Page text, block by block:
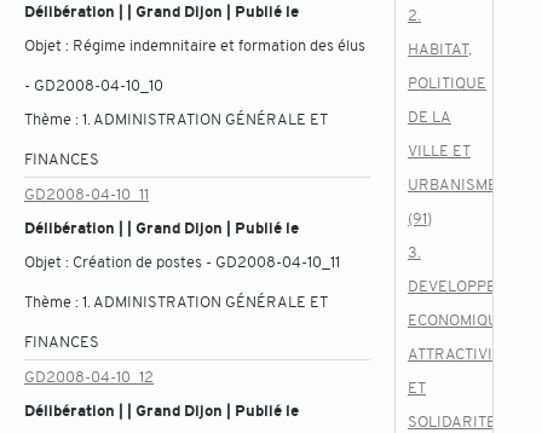
Délibération | | Grand Dijon | Publié le
Objet : Régime indemnitaire et formation des élus
- GD2008-04-10_10
Thème :1. ADMINISTRATION GÉNÉRALE ET
FINANCES
GD2008-04-10_11
Délibération | | Grand Dijon | Publié le
Objet : Création de postes - GD2008-04-10_11
Thème :1. ADMINISTRATION GÉNÉRALE ET
FINANCES
GD2008-04-10_12
Délibération | | Grand Dijon | Publié le
2.
HABITAT,
POLITIQUE
DE LA
VILLE ET
URBANISME
(91)
3.
DEVELOPPEMENT
ECONOMIQUE,
ATTRACTIVITE
ET
SOLIDARITES